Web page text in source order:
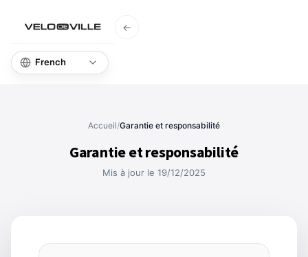
←
Accueil/Garantie et responsabilité
Garantie et responsabilité
Mis à jour le 19/12/2025